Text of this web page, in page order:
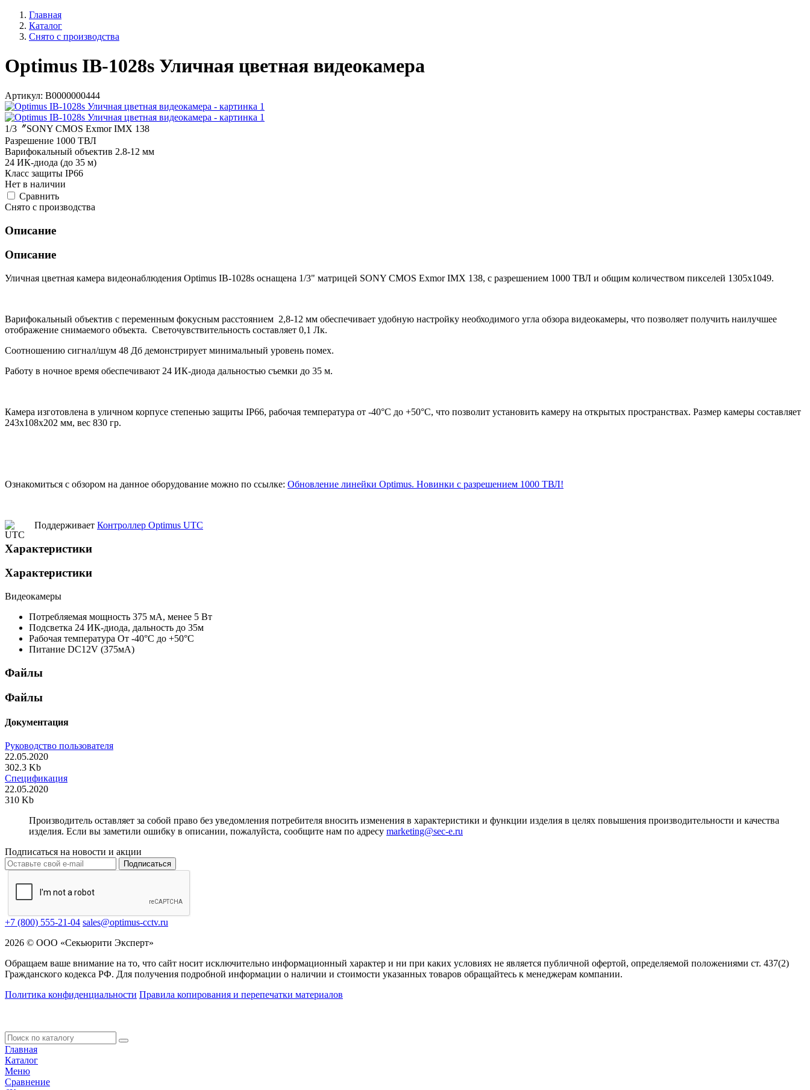
Главная
Каталог
Снято с производства
Optimus IB-1028s Уличная цветная видеокамера
Артикул: В0000000444
1/3〞SONY CMOS Exmor IMX 138
Разрешение 1000 ТВЛ
Варифокальный объектив 2.8-12 мм
24 ИК-диода (до 35 м)
Класс защиты IP66
Нет в наличии
Cравнить
Снято с производства
Описание
Описание
Уличная цветная камера видеонаблюдения Optimus IB-1028s оснащена 1/3" матрицей SONY CMOS Exmor IMX 138, c разрешением 1000 ТВЛ и общим количеством пикселей 1305x1049.
Варифокальный объектив с переменным фокусным расстоянием 2,8-12 мм обеспечивает удобную настройку необходимого угла обзора видеокамеры, что позволяет получить наилучшее
отображение снимаемого объекта. Светочувствительность составляет 0,1 Лк.
Соотношению сигнал/шум 48 Дб демонстрирует минимальный уровень помех.
Работу в ночное время обеспечивают 24 ИК-диода дальностью съемки до 35 м.
Камера изготовлена в уличном корпусе степенью защиты IP66, рабочая температура от -40°С до +50°С, что позволит установить камеру на открытых пространствах. Размер камеры составляет
243х108х202 мм, вес 830 гр.
Ознакомиться с обзором на данное оборудование можно по ссылке: Обновление линейки Optimus. Новинки с разрешением 1000 ТВЛ!
Поддерживает Контроллер Optimus UTC
Характеристики
Характеристики
Видеокамеры
Потребляемая мощность 375 мА, менее 5 Вт
Подсветка 24 ИК-диода, дальность до 35м
Рабочая температура От -40°С до +50°С
Питание DC12V (375мА)
Файлы
Файлы
Документация
Руководство пользователя
22.05.2020
302.3 Kb
Спецификация
22.05.2020
310 Kb
Производитель оставляет за собой право без уведомления потребителя вносить изменения в характеристики и функции изделия в целях повышения производительности и качества
изделия. Если вы заметили ошибку в описании, пожалуйста, сообщите нам по адресу marketing@sec-e.ru
Подписаться на новости и акции
Подписаться
+7 (800) 555-21-04 sales@optimus-cctv.ru
2026 © ООО «Секьюрити Эксперт»
Обращаем ваше внимание на то, что сайт носит исключительно информационный характер и ни при каких условиях не является публичной офертой, определяемой положениями ст. 437(2)
Гражданского кодекса РФ. Для получения подробной информации о наличии и стоимости указанных товаров обращайтесь к менеджерам компании.
Политика конфиденциальности Правила копирования и перепечатки материалов
Главная
Каталог
Меню
Сравнение